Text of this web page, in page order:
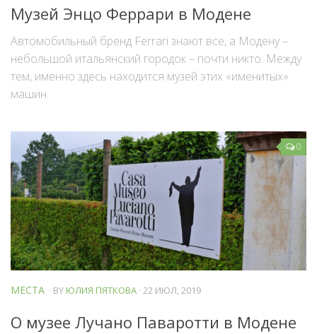
Музей Энцо Феррари в Модене
Автомобильный бренд Ferrari знают все, а Модену –
небольшой итальянский городок – почти никто. Между
тем, именно здесь находится музей этих «именитых»
машин.
0
МЕСТА · BY ЮЛИЯ ПЯТКОВА · 22 ИЮЛ, 2019
О музее Лучано Паваротти в Модене